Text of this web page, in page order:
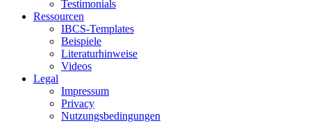
Testimonials
Ressourcen
IBCS-Templates
Beispiele
Literaturhinweise
Videos
Legal
Impressum
Privacy
Nutzungsbedingungen